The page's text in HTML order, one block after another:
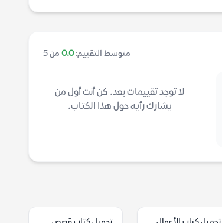
متوسط التقييم:0.0 من 5
لا توجد تقييمات بعد. كن أنت أول من
يشارك رأيه حول هذا الكتاب.